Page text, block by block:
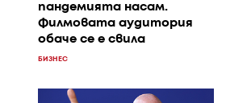
пандемията насам.
Филмовата аудитория
обаче се е свила
БИЗНЕС